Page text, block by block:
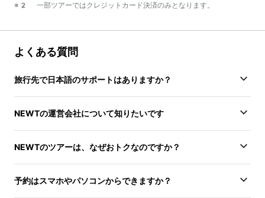
※2 一部ツアーではクレジットカード決済のみとなります。
よくある質問
旅行先で日本語のサポートはありますか？
NEWTの運営会社について知りたいです
NEWTのツアーは、なぜおトクなのですか？
予約はスマホやパソコンからできますか？